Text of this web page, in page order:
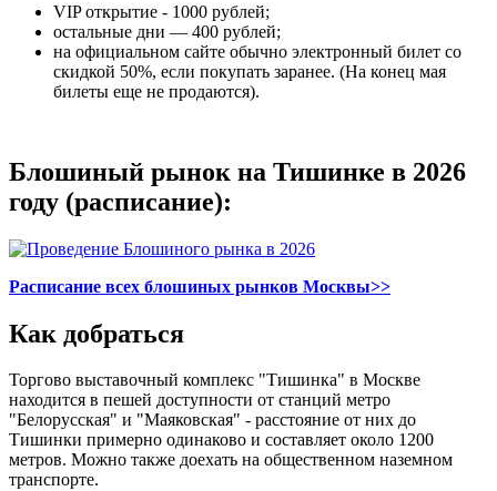
VIP открытие - 1000 рублей;
остальные дни — 400 рублей;
на официальном сайте обычно электронный билет со
скидкой 50%, если покупать заранее. (На конец мая
билеты еще не продаются).
Блошиный рынок на Тишинке в 2026
году (расписание):
Расписание всех блошиных рынков Москвы>>
Как добраться
Торгово выставочный комплекс "Тишинка" в Москве
находится в пешей доступности от станций метро
"Белорусская" и "Маяковская" - расстояние от них до
Тишинки примерно одинаково и составляет около 1200
метров. Можно также доехать на общественном наземном
транспорте.